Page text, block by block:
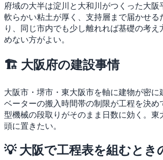
府域の大半は淀川と大和川がつくった大
軟らかい粘土が厚く、支持層まで届かせ
り、同じ市内でも少し離れれば基礎の考
めない方がよい。
🏗 大阪府の建設事情
大阪市・堺市・東大阪市を軸に建物が密
ベーターの搬入時間帯の制限が工程を決
型機械の段取りがそのまま日数に効く。
頭に置きたい。
💡 大阪で工程表を組むとき